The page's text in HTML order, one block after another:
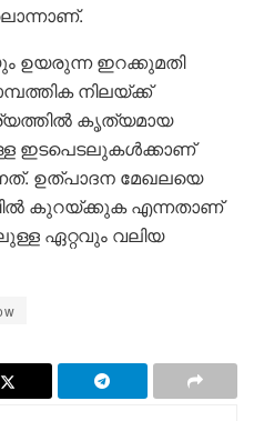
ഉയരുന്ന ഇറക്കുമതി
നിലയ്ക്ക്
കൃത്യമായ
ഇടപെടലുകൾക്കാണ്
ഉത്പാദന മേഖലയെ
കുറയ്ക്കുക എന്നതാണ്
ഏറ്റവും വലിയ